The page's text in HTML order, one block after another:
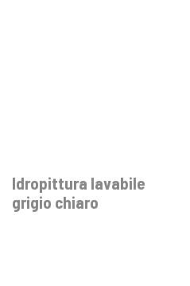
Idropittura lavabile
grigio chiaro